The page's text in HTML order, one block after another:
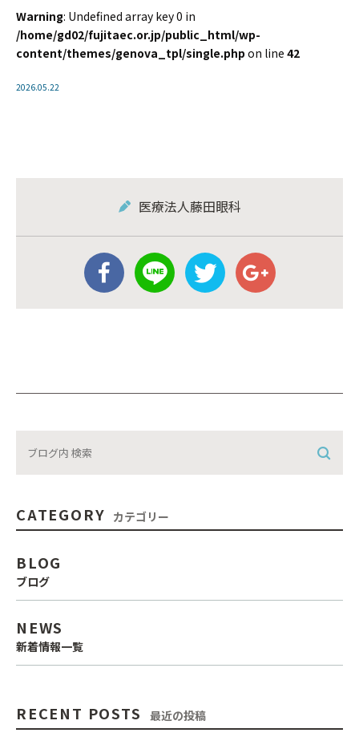
Warning: Undefined array key 0 in
/home/gd02/fujitaec.or.jp/public_html/wp-
content/themes/genova_tpl/single.php on line 42
2026.05.22
医療法人藤田眼科
CATEGORY カテゴリー
BLOG
ブログ
NEWS
新着情報一覧
RECENT POSTS 最近の投稿